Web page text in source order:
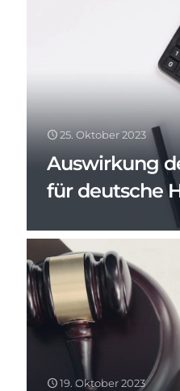
25. Oktober 2023
Auswirkung
für deutsche
19. Oktober 2023